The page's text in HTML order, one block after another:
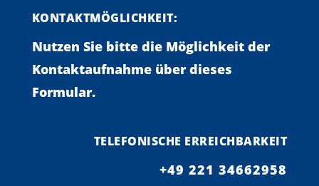
KONTAKTMÖGLICHKEIT:
Nutzen Sie bitte die Möglichkeit der
Kontaktaufnahme über dieses
Formular.
TELEFONISCHE ERREICHBARKEIT
+49 221 34662958